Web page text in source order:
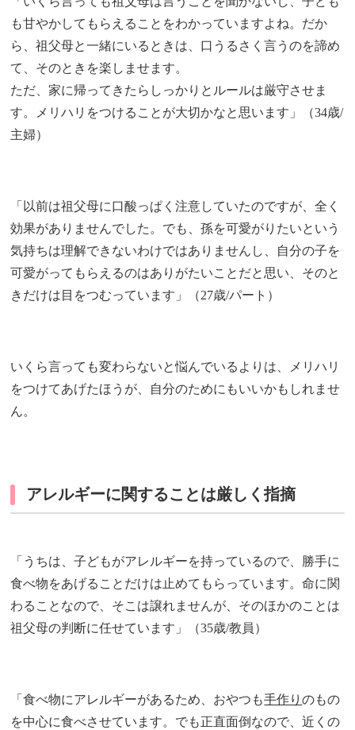
も甘やかしてもらえることをわかっていますよね。だか
ら、祖父母と一緒にいるときは、口うるさく言うのを諦め
て、そのときを楽しませます。
ただ、家に帰ってきたらしっかりとルールは厳守させま
す。メリハリをつけることが大切かなと思います」（34歳/
主婦）
「以前は祖父母に口酸っぱく注意していたのですが、全く
効果がありませんでした。でも、孫を可愛がりたいという
気持ちは理解できないわけではありませんし、自分の子を
可愛がってもらえるのはありがたいことだと思い、そのと
きだけは目をつむっています」（27歳/パート）
いくら言っても変わらないと悩んでいるよりは、メリハリ
をつけてあげたほうが、自分のためにもいいかもしれませ
ん。
アレルギーに関することは厳しく指摘
「うちは、子どもがアレルギーを持っているので、勝手に
食べ物をあげることだけは止めてもらっています。命に関
わることなので、そこは譲れませんが、そのほかのことは
祖父母の判断に任せています」（35歳/教員）
「食べ物にアレルギーがあるため、おやつも手作りのもの
を中心に食べさせています。でも正直面倒なので、近くの